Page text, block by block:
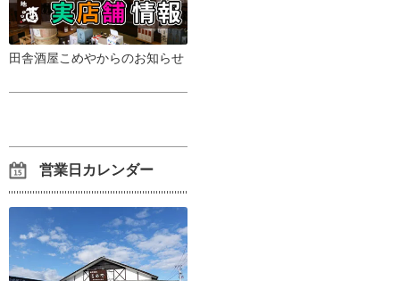
田舎酒屋こめやからのお知らせ
営業日カレンダー